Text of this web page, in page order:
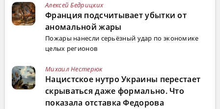
Алексей Бедрицких
Франция подсчитывает убытки от
аномальной жары
Пожары нанесли серьёзный удар по экономике
целых регионов
Михаил Нестерюк
Нацистское нутро Украины перестает
скрываться даже формально. Что
показала отставка Федорова